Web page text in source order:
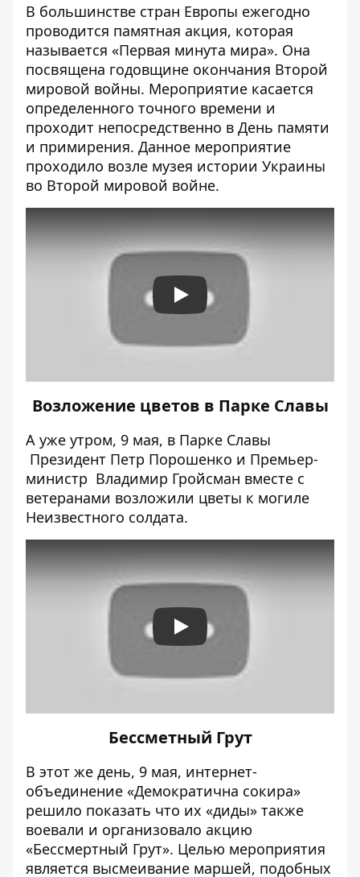
В большинстве стран Европы ежегодно
проводится памятная акция, которая
называется «Первая минута мира». Она
посвящена годовщине окончания Второй
мировой войны. Мероприятие касается
определенного точного времени и
проходит непосредственно в День памяти
и примирения. Данное мероприятие
проходило возле музея истории Украины
во Второй мировой войне.
Play
Возложение цветов в Парке Славы
А уже утром, 9 мая, в Парке Славы
Президент Петр Порошенко и Премьер-
министр Владимир Гройсман вместе с
ветеранами возложили цветы к могиле
Неизвестного солдата.
Play
Бессметный Грут
В этот же день, 9 мая, интернет-
объединение «Демократична сокира»
решило показать что их «диды» также
воевали и организовало акцию
«Бессмертный Грут». Целью мероприятия
является высмеивание маршей, подобных